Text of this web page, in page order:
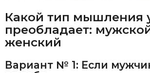
Какой тип мышления
преобладает:
женский
Вариант № 1: Если